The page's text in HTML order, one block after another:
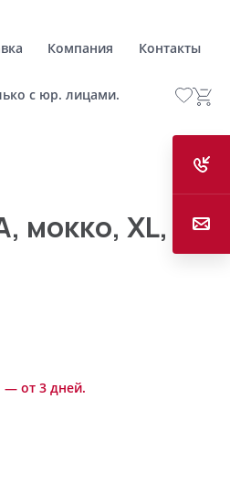
Компания Контакты
с юр. лицами.
мокко, XL,
— от 3 дней.